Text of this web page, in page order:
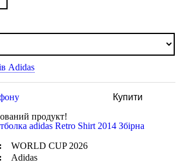
Adidas
Купити
продукт!
WORLD CUP 2026
Adidas